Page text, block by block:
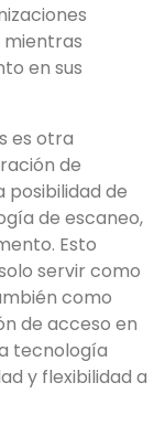
mientras
en sus
es otra
de
posibilidad de
de escaneo,
Esto
servir como
como
de acceso en
tecnología
y flexibilidad a